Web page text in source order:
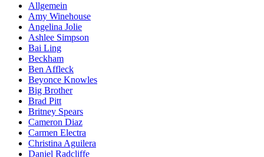
Allgemein
Amy Winehouse
Angelina Jolie
Ashlee Simpson
Bai Ling
Beckham
Ben Affleck
Beyonce Knowles
Big Brother
Brad Pitt
Britney Spears
Cameron Diaz
Carmen Electra
Christina Aguilera
Daniel Radcliffe